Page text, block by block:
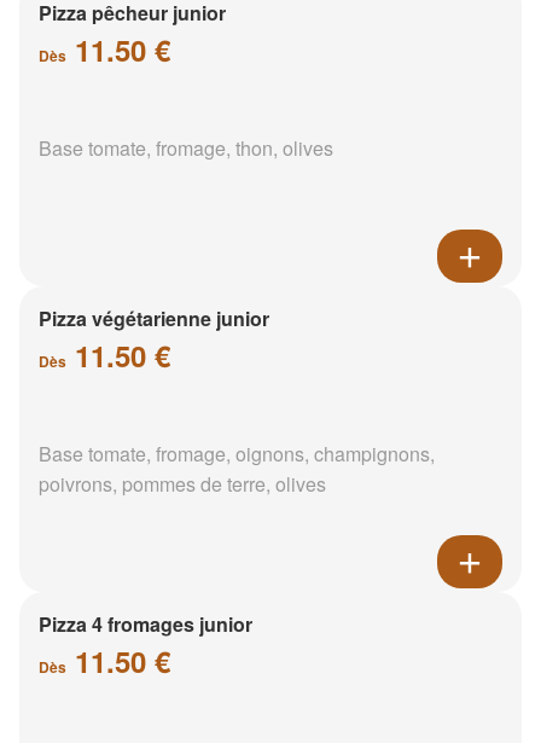
Pizza pêcheur junior
Dès 11.50 €
Base tomate, fromage, thon, olives
Pizza végétarienne junior
Dès 11.50 €
Base tomate, fromage, oignons, champignons,
poivrons, pommes de terre, olives
Pizza 4 fromages junior
Dès 11.50 €